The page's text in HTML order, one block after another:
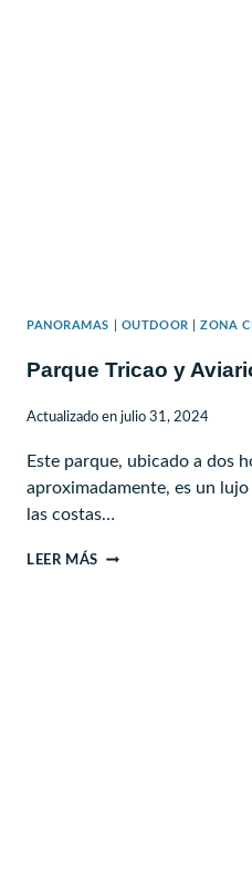
PANORAMAS OUTDOOR |ZONA
Parque Tricao y
Actualizado en julio 31, 2024
Este parque, ubicado a dos
aproximadamente, es un
las costas…
LEER MÁS PARQUE